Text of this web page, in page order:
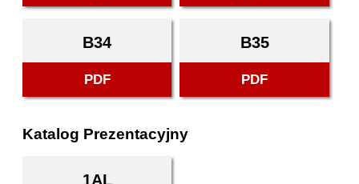
B34
PDF
B35
PDF
Katalog Prezentacyjny
1AL